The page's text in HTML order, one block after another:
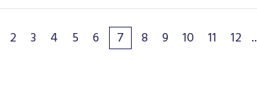
2 3 4 5 6 7 8 9 10 11 12